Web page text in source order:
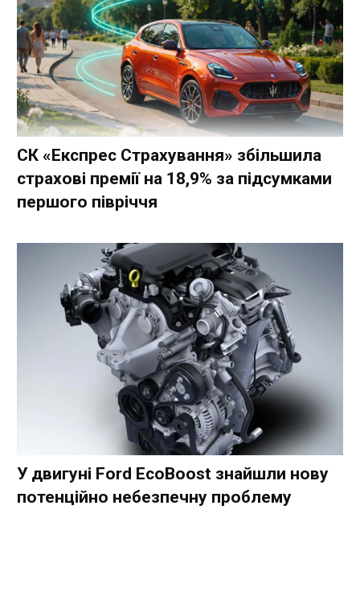
СК «Експрес Страхування» збільшила
страхові премії на 18,9% за підсумками
першого півріччя
У двигуні Ford EcoBoost знайшли нову
потенційно небезпечну проблему